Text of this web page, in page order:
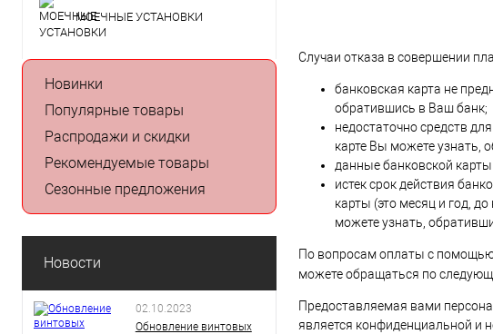
МОЕЧНЫЕ УСТАНОВКИ
Новинки
Популярные товары
Распродажи и скидки
Рекомендуемые товары
Сезонные предложения
Новости
02.10.2023
Обновление винтовых
Случаи отказа в совершении
банковская карта не
обратившись в Ваш банк;
недостаточно средств
карте Вы можете узнать,
данные банковской
истек срок действия
карты (это месяц и год,
можете узнать,
По вопросам оплаты с
можете обращаться по
Предоставляемая вами
является конфиденциальной и